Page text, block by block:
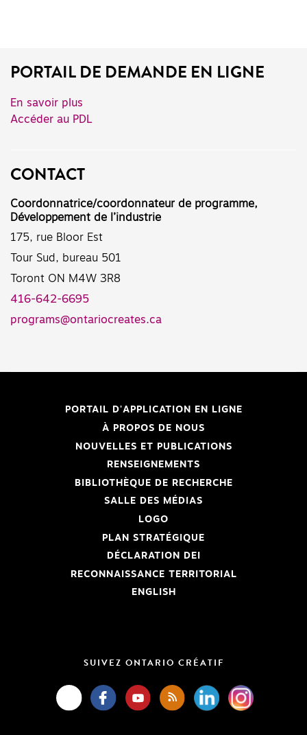
PORTAIL DE DEMANDE EN LIGNE
En savoir plus
Accéder au PDL
CONTACT
Coordonnatrice/coordonnateur de programme,
Développement de l’industrie
175, rue Bloor Est
Tour Sud, bureau 501
Toront ON M4W 3R8
416-642-6695
programs@ontariocreates.ca
PORTAIL D'APPLICATION EN LIGNE
À PROPOS DE NOUS
NOUVELLES ET PUBLICATIONS
RENSEIGNEMENTS
BIBLIOTHÈQUE DE RECHERCHE
SALLE DES MÉDIAS
LOGO
PLAN STRATÉGIQUE
DÉCLARATION DEI
RECONNAISSANCE TERRITORIAL
ENGLISH
SUIVEZ ONTARIO CRÉATIF